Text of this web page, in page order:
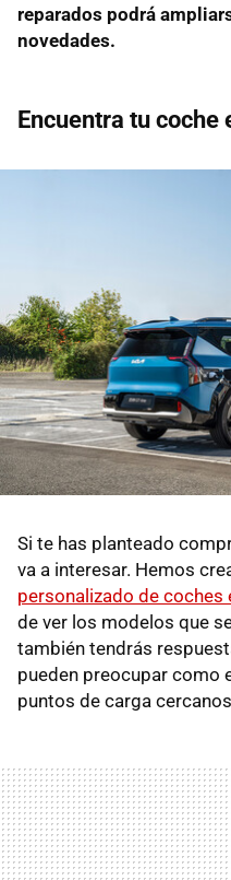
reparados podrá
novedades.
Encuentra tu coche
Si te has planteado
va a interesar. Hemos
personalizado de coches
de ver los modelos que
también tendrás
pueden preocupar como
puntos de carga